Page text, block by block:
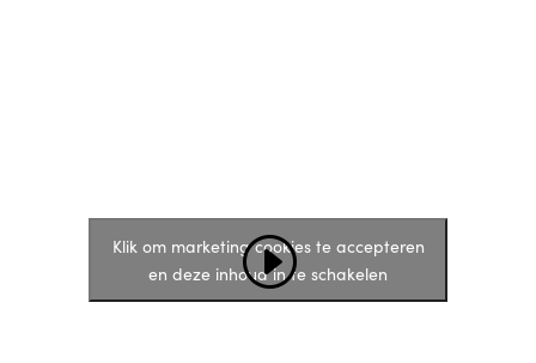
Klik om marketing cookies te accepteren
en deze inhoud in te schakelen